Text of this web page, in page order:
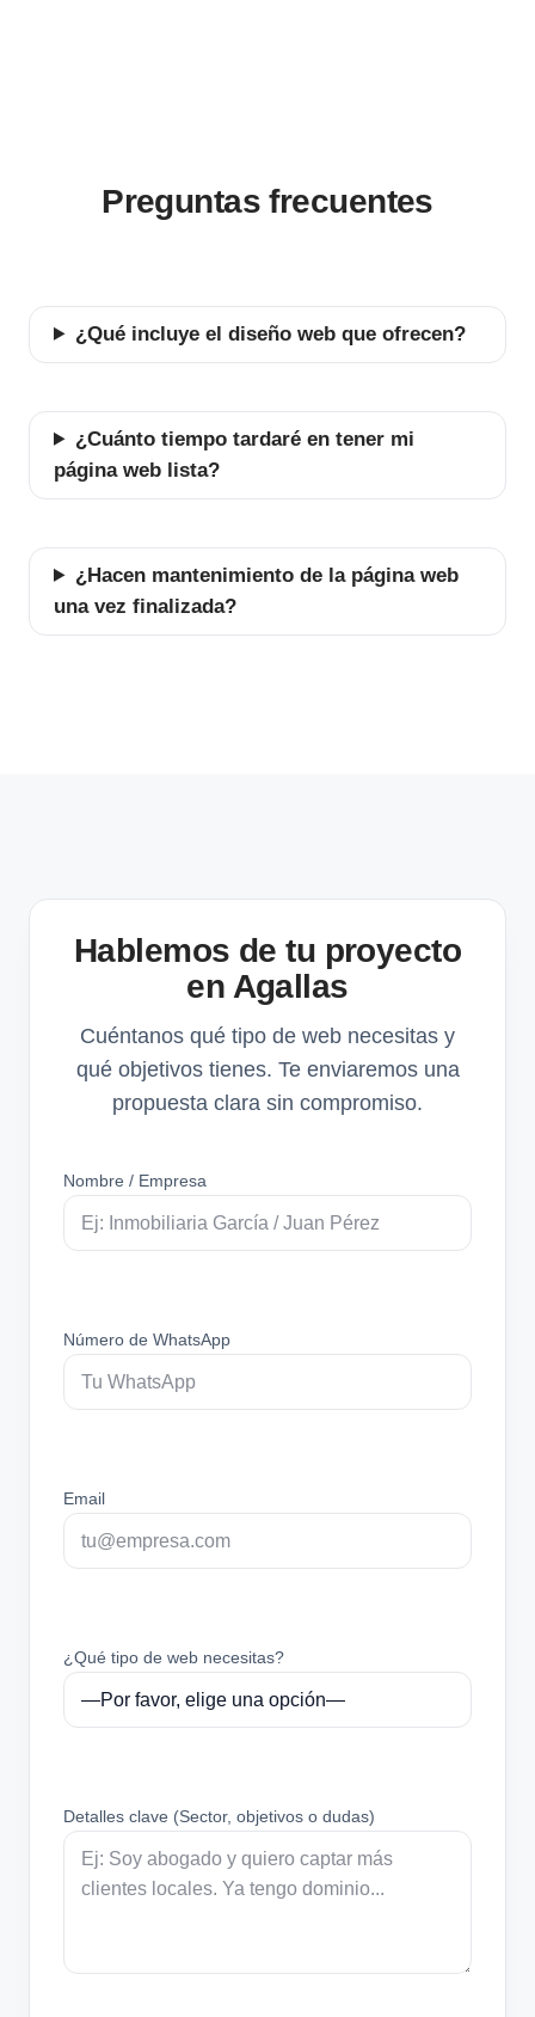
Preguntas frecuentes
¿Qué incluye el diseño web que ofrecen?
¿Cuánto tiempo tardaré en tener mi
página web lista?
¿Hacen mantenimiento de la página web
una vez finalizada?
Hablemos de tu proyecto
en Agallas
Cuéntanos qué tipo de web necesitas y
qué objetivos tienes. Te enviaremos una
propuesta clara sin compromiso.
Nombre / Empresa
Número de WhatsApp
Email
¿Qué tipo de web necesitas?
Detalles clave (Sector, objetivos o dudas)